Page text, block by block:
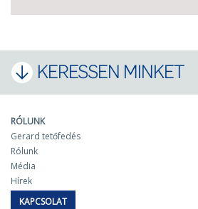
KERESSEN MINKET
RÓLUNK
Gerard tetőfedés
Rólunk
Média
Hírek
KAPCSOLAT